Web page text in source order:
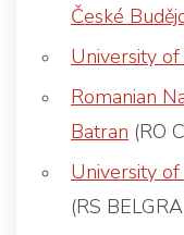
České
University
Romanian
Batran (RO
University
(RS